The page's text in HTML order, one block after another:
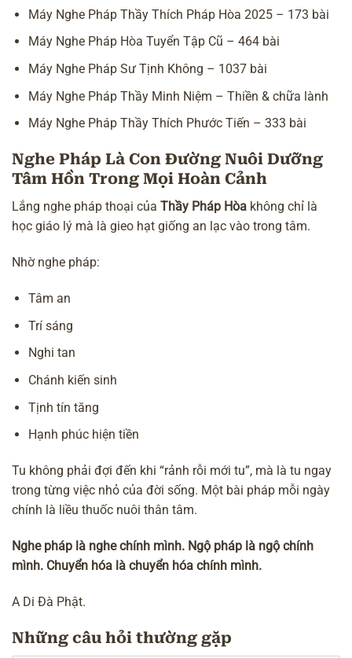
Máy Nghe Pháp Thầy Thích Pháp Hòa 2025 – 173 bài
Máy Nghe Pháp Hòa Tuyển Tập Cũ – 464 bài
Máy Nghe Pháp Sư Tịnh Không – 1037 bài
Máy Nghe Pháp Thầy Minh Niệm – Thiền & chữa lành
Máy Nghe Pháp Thầy Thích Phước Tiến – 333 bài
Nghe Pháp Là Con Đường Nuôi Dưỡng
Tâm Hồn Trong Mọi Hoàn Cảnh
Lắng nghe pháp thoại của Thầy Pháp Hòa không chỉ là
học giáo lý mà là gieo hạt giống an lạc vào trong tâm.
Nhờ nghe pháp:
Tâm an
Trí sáng
Nghi tan
Chánh kiến sinh
Tịnh tín tăng
Hạnh phúc hiện tiền
Tu không phải đợi đến khi “rảnh rỗi mới tu”, mà là tu ngay
trong từng việc nhỏ của đời sống. Một bài pháp mỗi ngày
chính là liều thuốc nuôi thân tâm.
Nghe pháp là nghe chính mình. Ngộ pháp là ngộ chính
mình. Chuyển hóa là chuyển hóa chính mình.
A Di Đà Phật.
Những câu hỏi thường gặp